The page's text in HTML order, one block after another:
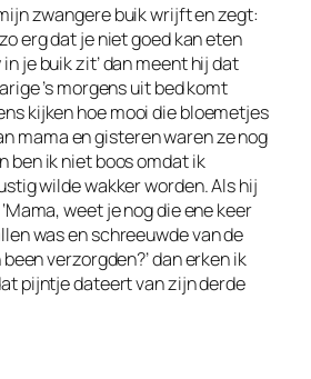
zwangere buik wrijft en zegt:
erg dat je niet goed kan eten
je buik zit’ dan meent hij dat
’s morgens uit bed komt
kijken hoe mooi die bloemetjes
mama en gisteren waren ze nog
ben ik niet boos omdat ik
wilde wakker worden. Als hij
weet je nog die ene keer
was en schreeuwde van de
verzorgden?’ dan erken ik
pijntje dateert van zijn derde